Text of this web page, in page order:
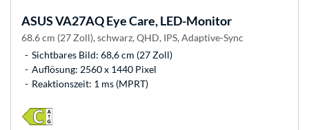
ASUSVA27AQ Eye Care, LED-Monitor
68.6 cm (27 Zoll), schwarz, QHD, IPS, Adaptive-Sync
Sichtbares Bild: 68,6 cm (27 Zoll)
Auflösung: 2560 x 1440 Pixel
Reaktionszeit: 1 ms (MPRT)